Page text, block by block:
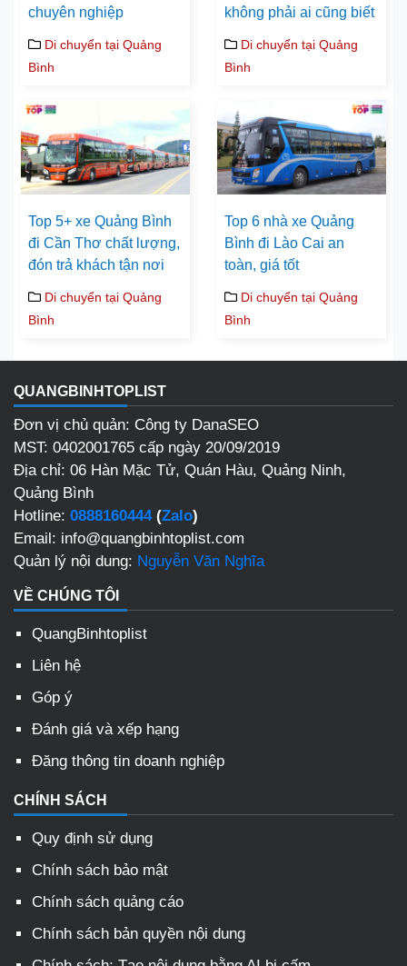
chuyên nghiệp
Di chuyển tại Quảng
Bình
không phải ai cũng biết
Di chuyển tại Quảng
Bình
Top 5+ xe Quảng Bình
đi Cần Thơ chất lượng,
đón trả khách tận nơi
Di chuyển tại Quảng
Bình
Top 6 nhà xe Quảng
Bình đi Lào Cai an
toàn, giá tốt
Di chuyển tại Quảng
Bình
QUANGBINHTOPLIST
Đơn vị chủ quản: Công ty DanaSEO
MST: 0402001765 cấp ngày 20/09/2019
Địa chỉ: 06 Hàn Mặc Tử, Quán Hàu, Quảng Ninh,
Quảng Bình
Hotline: 0888160444(Zalo)
Email: info@quangbinhtoplist.com
Quản lý nội dung: Nguyễn Văn Nghĩa
VỀ CHÚNG TÔI
QuangBinhtoplist
Liên hệ
Góp ý
Đánh giá và xếp hạng
Đăng thông tin doanh nghiệp
CHÍNH SÁCH
Quy định sử dụng
Chính sách bảo mật
Chính sách quảng cáo
Chính sách bản quyền nội dung